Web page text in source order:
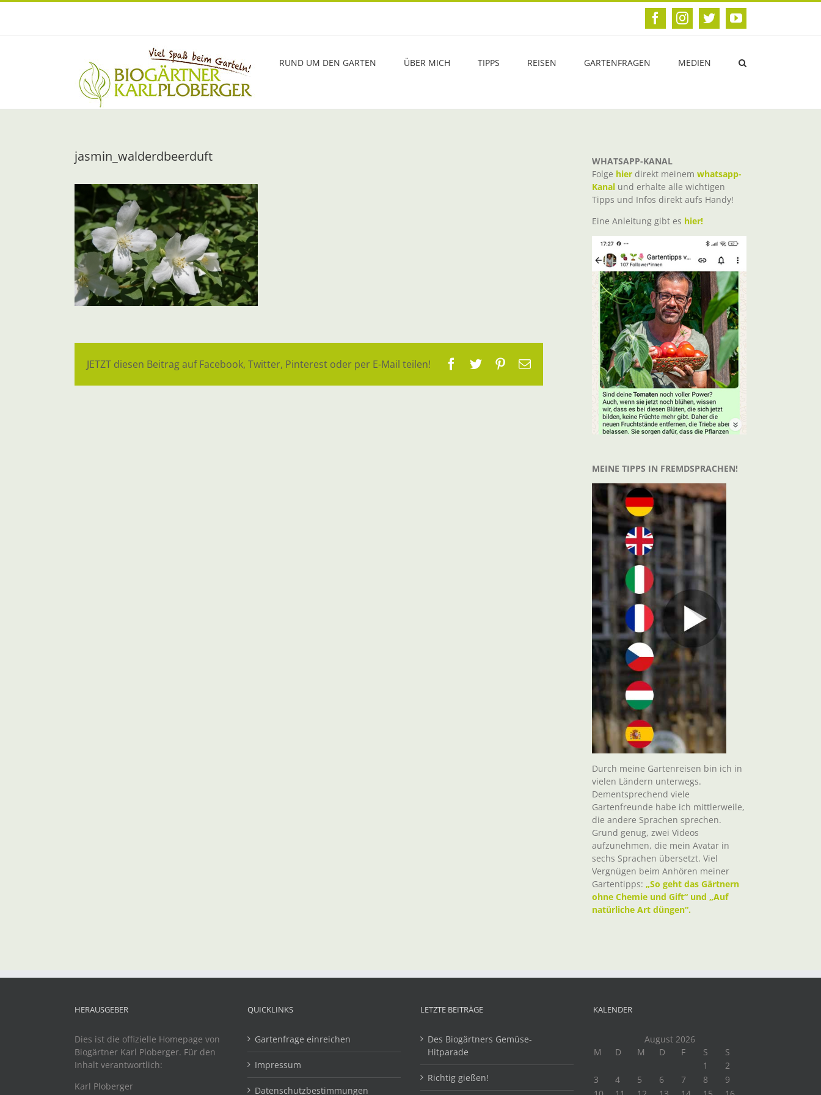
Zum
FacebookInstagram
TwitterYouTube
RUND UM DEN GARTEN ÜBER MICH TIPPS REISEN GARTENFRAGEN MEDIEN
jasmin_walderdbeerduft
JETZT diesen Beitrag auf Facebook, Twitter, Pinterest oder per E-Mail teilen! Facebook
TwitterPinterest
E-
WHATSAPP-KANAL
Folge hier direkt meinem whatsapp-
Kanal und erhalte alle wichtigen
Tipps und Infos direkt aufs Handy!
Eine Anleitung gibt es hier!
MEINE TIPPS IN FREMDSPRACHEN!
Durch meine Gartenreisen bin ich in
vielen Ländern unterwegs.
Dementsprechend viele
Gartenfreunde habe ich mittlerweile,
die andere Sprachen sprechen.
Grund genug, zwei Videos
aufzunehmen, die mein Avatar in
sechs Sprachen übersetzt. Viel
Vergnügen beim Anhören meiner
Gartentipps: „So geht das Gärtnern
ohne Chemie und Gift“ und „Auf
natürliche Art düngen“.
HERAUSGEBER
Dies ist die offizielle Homepage von
Biogärtner Karl Ploberger. Für den
Inhalt verantwortlich:
Karl Ploberger
QUICKLINKS
Gartenfrage einreichen
Impressum
Datenschutzbestimmungen
LETZTE BEITRÄGE
Des Biogärtners Gemüse-
Hitparade
Richtig gießen!
KALENDER
August 2026
M
D M D F S
S
1
2
3
4 5 6 7 8
9